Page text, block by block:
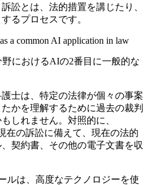
訟とは、法的措置を講じたり、
るプロセスです。
野におけるAIの2番目に一般的な
士は、特定の法律が個々の事案
かを理解するために過去の裁判
しれません。対照的に、
在の訴訟に備えて、現在の法的
契約書、その他の電子文書を収
ルは、高度なテクノロジーを使